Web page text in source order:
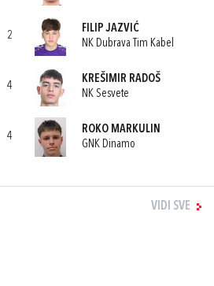
2
FILIP JAZVIĆ
NK Dubrava Tim Kabel
4
KREŠIMIR RADOŠ
NK Sesvete
4
ROKO MARKULIN
GNK Dinamo
VIDI SVE